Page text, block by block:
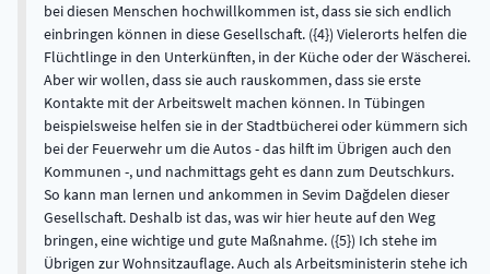
bei diesen Menschen hochwillkommen ist, dass sie sich endlich
einbringen können in diese Gesellschaft. ({4}) Vielerorts helfen die
Flüchtlinge in den Unterkünften, in der Küche oder der Wäscherei.
Aber wir wollen, dass sie auch rauskommen, dass sie erste
Kontakte mit der Arbeitswelt machen können. In Tübingen
beispielsweise helfen sie in der Stadtbücherei oder kümmern sich
bei der Feuerwehr um die Autos - das hilft im Übrigen auch den
Kommunen -, und nachmittags geht es dann zum Deutschkurs.
So kann man lernen und ankommen in Sevim Dağdelen dieser
Gesellschaft. Deshalb ist das, was wir hier heute auf den Weg
bringen, eine wichtige und gute Maßnahme. ({5}) Ich stehe im
Übrigen zur Wohnsitzauflage. Auch als Arbeitsministerin stehe ich